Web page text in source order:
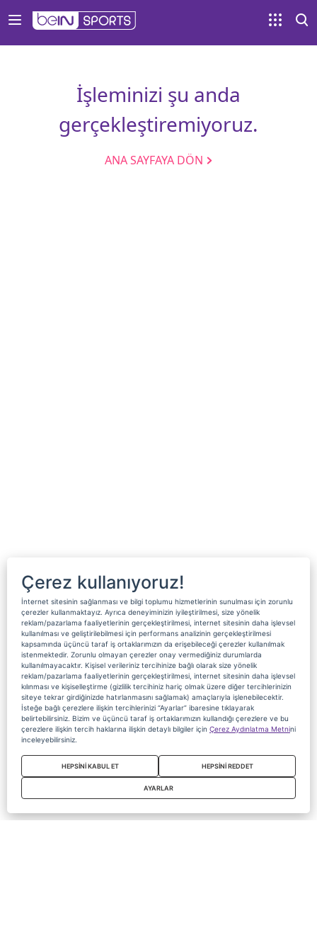
İşleminizi şu anda
gerçekleştiremiyoruz.
ANA SAYFAYA DÖN
Çerez kullanıyoruz!
İnternet sitesinin sağlanması ve bilgi toplumu hizmetlerinin sunulması için zorunlu
çerezler kullanmaktayız. Ayrıca deneyiminizin iyileştirilmesi, size yönelik
reklam/pazarlama faaliyetlerinin gerçekleştirilmesi, internet sitesinin daha işlevsel
kullanılması ve geliştirilebilmesi için performans analizinin gerçekleştirilmesi
kapsamında üçüncü taraf iş ortaklarımızın da erişebileceği çerezler kullanılmak
istenmektedir. Zorunlu olmayan çerezler onay vermediğiniz durumlarda
kullanılmayacaktır. Kişisel verileriniz tercihinize bağlı olarak size yönelik
reklam/pazarlama faaliyetlerinin gerçekleştirilmesi, internet sitesinin daha işlevsel
kılınması ve kişiselleştirme (gizlilik tercihiniz hariç olmak üzere diğer tercihlerinizin
siteye tekrar girdiğinizde hatırlanmasını sağlamak) amaçlarıyla işlenebilecektir.
İsteğe bağlı çerezlere ilişkin tercihlerinizi “Ayarlar” ibaresine tıklayarak
belirtebilirsiniz. Bizim ve üçüncü taraf iş ortaklarımızın kullandığı çerezlere ve bu
çerezlere ilişkin tercih haklarına ilişkin detaylı bilgiler için Çerez Aydınlatma Metnini
inceleyebilirsiniz.
HEPSİNİ KABUL ET HEPSİNİ REDDET
AYARLAR